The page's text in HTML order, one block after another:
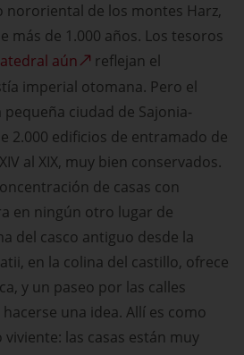
nororiental de los montes Harz,
más de 1.000 años. Los tesoros
aún
reflejan el
imperial otomana. Pero el
ciudad de Sajonia-
2.000 edificios de entramado de
al XIX, muy bien conservados.
de casas con
en ningún otro lugar de
del casco antiguo desde la
en la colina del castillo, ofrece
y un paseo por las calles
una idea. Allí es como
las casas están muy